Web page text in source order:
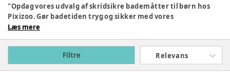
"Opdag vores udvalg af skridsikre bademåtter til børn hos
Pixizoo. Gør badetiden tryg og sikker med vores
kvalitetsbademåtter i sjove farver og mønstre.
Læs mere
Filtre Relevans